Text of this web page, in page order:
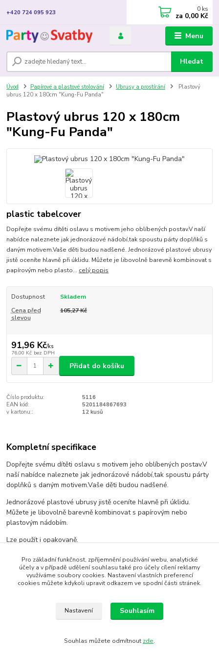
Menu
Hledat
+420 724 095 923 0 ks
za 0,00 Kč
Úvod Papírové a plastové stolování Ubrusy a prostírání
Plastový
ubrus 120 x 180cm "Kung-Fu Panda"
Plastový ubrus 120 x 180cm
"Kung-Fu Panda"
plastic tabelcover
Dopřejte svému dítěti oslavu s motivem jeho oblíbených postav.V naší
nabídce naleznete jak jednorázové nádobí,tak spoustu párty doplňků s
daným motivem.Vaše děti budou nadšené. Jednorázové plastové ubrusy
jistě oceníte hlavně při úklidu. Můžete je libovolně barevně kombinovat s
papírovým nebo plasto... celý popis
Dostupnost
Skladem
Cena před
slevou
105,27 Kč
91,96 Kč/ks
76,00 Kč bez DPH
Přidat do košíku
Číslo produktu:
5116
EAN kód:
5201184867693
v kartonu::
12 kusů
Kompletní specifikace
Dopřejte svému dítěti oslavu s motivem jeho oblíbených postav.V
naší nabídce naleznete jak jednorázové nádobí,tak spoustu párty
doplňků s daným motivem.Vaše děti budou nadšené.
Jednorázové plastové ubrusy jistě oceníte hlavně při úklidu.
Můžete je libovolně barevně kombinovat s papírovým nebo
plastovým nádobím.
Lze použít i opakovaně.
Zboží zařazeno v kategoriích
Ubrusy a prostírání
Pro základní funkčnost, zpříjemnění používání webu, analytické
účely a v případě udělení souhlasu také pro účely cílení reklamy
využíváme soubory cookies. Nastavení vlastních preferencí
cookies můžete kdykoli upravit odkazem ve spodní části stránek.
Nastavení Souhlasím
Souhlas můžete odmítnout zde.